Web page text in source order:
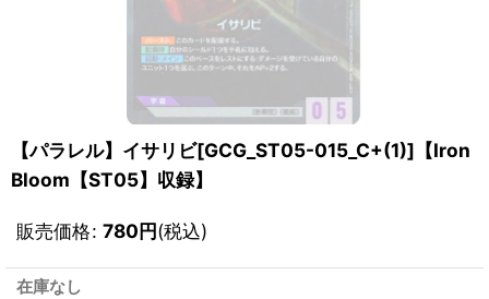
【パラレル】イサリビ[GCG_ST05-015_C+(1)]【Iron
Bloom【ST05】収録】
販売価格: 780円(税込)
在庫なし